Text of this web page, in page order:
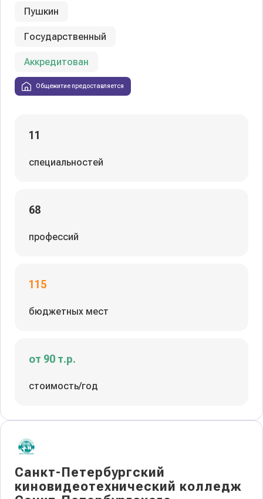
Пушкин
Государственный
Аккредитован
Общежитие предоставляется
11
специальностей
68
профессий
115
бюджетных мест
от 90 т.р.
стоимость/год
Санкт-Петербургский
киновидеотехнический колледж